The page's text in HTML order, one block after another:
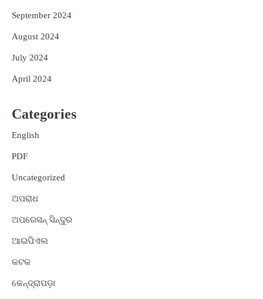
September 2024
August 2024
July 2024
April 2024
Categories
English
PDF
Uncategorized
ଅପରାଧ
ଅପରେସନ୍ ସିନ୍ଦୁର
ଆଇପିଏଲ
କଟକ
କେନ୍ଦ୍ରାପଡ଼ା